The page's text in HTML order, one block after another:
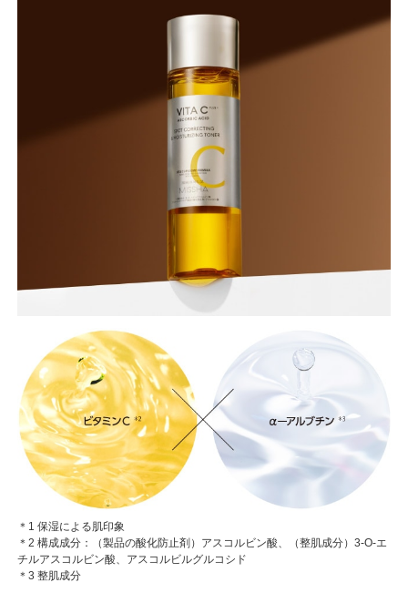
＊1 保湿による肌印象
＊2 構成成分：（製品の酸化防止剤）アスコルビン酸、（整肌成分）3-O-エ
チルアスコルビン酸、アスコルビルグルコシド
＊3 整肌成分